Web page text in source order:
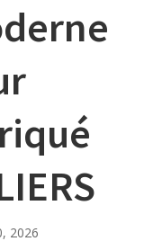
2026